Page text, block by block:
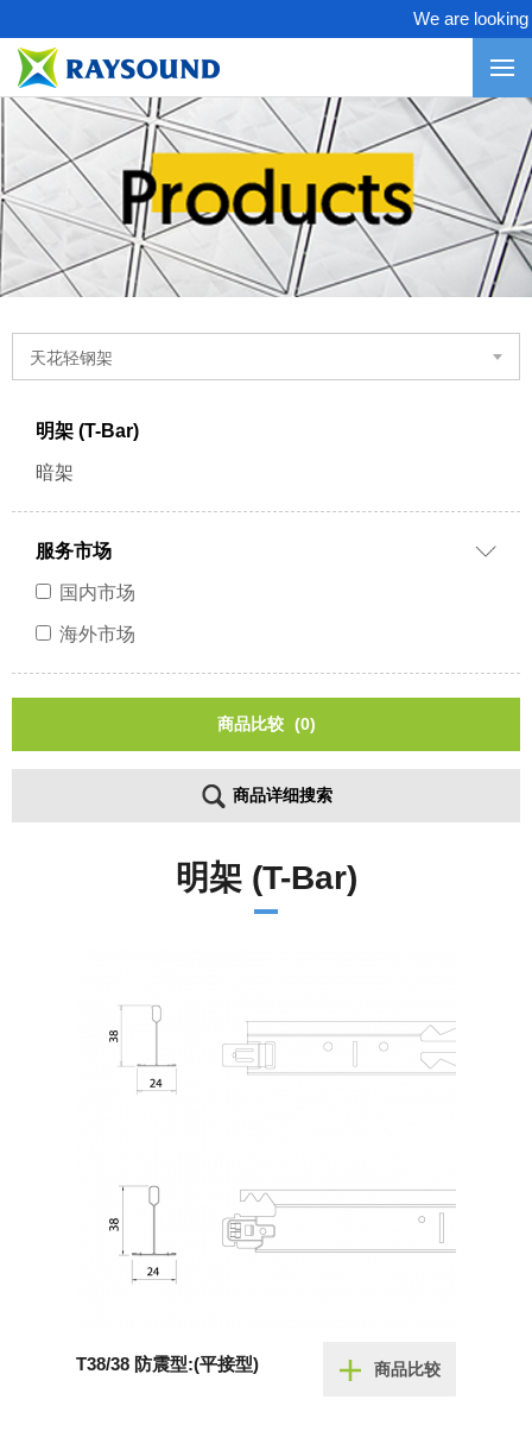
We are looking
天花轻钢架
明架 (T-Bar)
暗架
服务市场
国内市场
海外市场
商品比较 (0)
商品详细搜索
明架 (T-Bar)
T38/38 防震型:(平接型) 商品比较